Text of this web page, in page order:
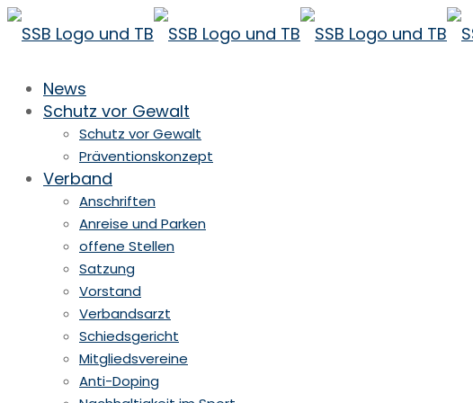
News
Schutz vor Gewalt
Schutz vor Gewalt
Präventionskonzept
Verband
Anschriften
Anreise und Parken
offene Stellen
Satzung
Vorstand
Verbandsarzt
Schiedsgericht
Mitgliedsvereine
Anti-Doping